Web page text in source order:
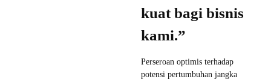
kuat bagi bisnis
kami.”
Perseroan optimis terhadap
potensi pertumbuhan jangka